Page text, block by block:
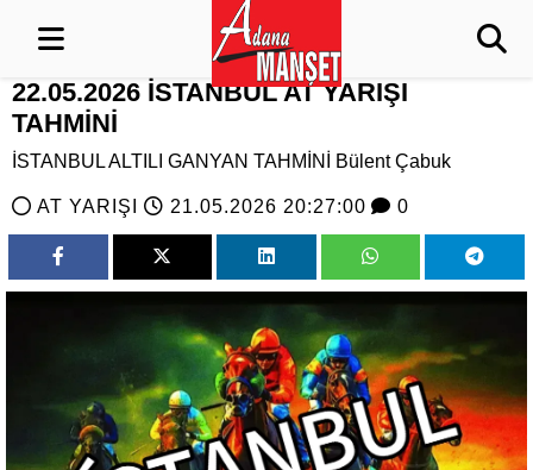
22.05.2026 İSTANBUL AT YARIŞI
TAHMİNİ
İSTANBUL ALTILI GANYAN TAHMİNİ Bülent Çabuk
AT YARIŞI 21.05.2026 20:27:00 0